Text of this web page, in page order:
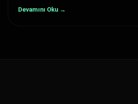
Devamını Oku →